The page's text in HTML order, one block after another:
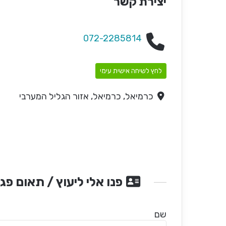
072-2285814
לחץ לשיחה אישית עימי
כרמיאל, כרמיאל, אזור הגליל המערבי
פנו אלי ליעוץ / תאום
שם